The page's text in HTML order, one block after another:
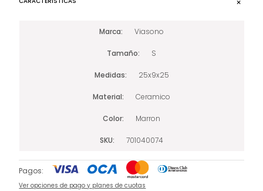
Marca Viasono
Tamaño S
Medidas 25x9x25
Material Ceramico
Color Marron
SKU 701040074
Pagos:
Ver opciones de pago y planes de cuotas